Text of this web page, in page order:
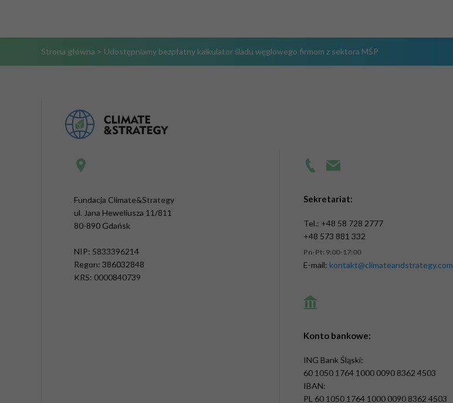
Strona główna > Udostępniamy bezpłatny kalkulator śladu węglowego firmom z sektora MŚP
Fundacja Climate&Strategy
ul. Jana Heweliusza 11/811
80-890 Gdańsk
NIP: 5833396214
Regon: 386032848
KRS: 0000840739
Sekretariat:
Tel.: +48 58 728 2777
+48 573 881 332
Pn-Pt: 9:00-17:00
E-mail: kontakt@climateandstrategy.com
Konto bankowe:
ING Bank Śląski:
60 1050 1764 1000 0090 8362 4503
IBAN:
PL 60 1050 1764 1000 0090 8362 4503